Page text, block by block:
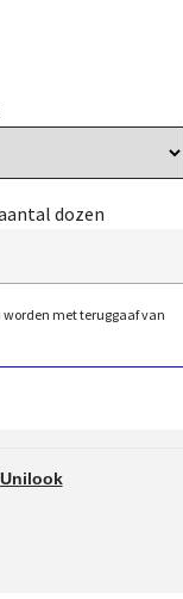
dozen
met teruggaaf van
Unilook